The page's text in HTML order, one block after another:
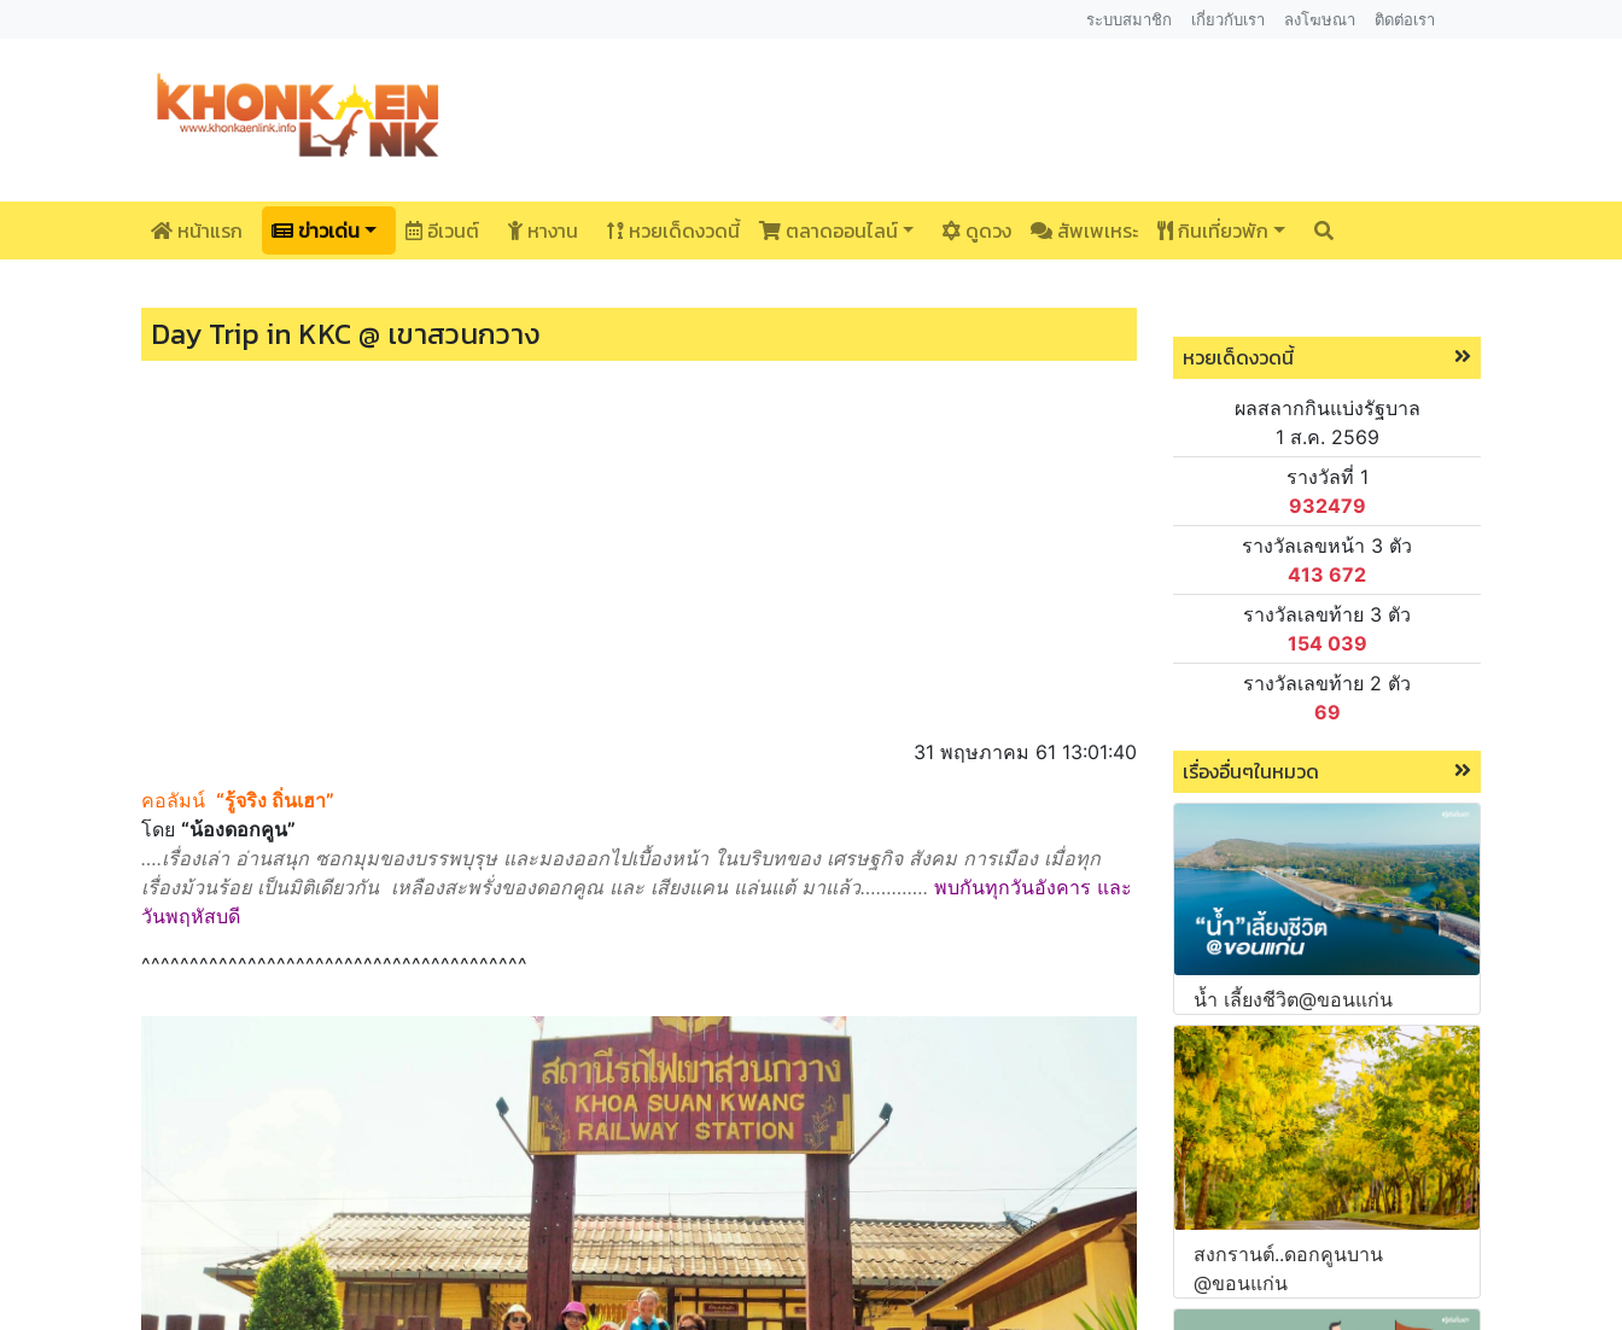
ระบบสมาชิก เกี่ยวกับเรา ลงโฆษณา ติดต่อเรา
หน้าแรก ข่าวเด่น อีเวนต์ หางาน หวยเด็ดงวดนี้ ตลาดออนไลน์ ดูดวง สัพเพเหระ กินเที่ยวพัก
Day Trip in KKC @ เขาสวนกวาง
31 พฤษภาคม 61 13:01:40
คอลัมน์ “รู้จริง ถิ่นเฮา”
โดย “น้องดอกคูน”
….เรื่องเล่า อ่านสนุก ซอกมุมของบรรพบุรุษ และมองออกไปเบื้องหน้า ในบริบทของ เศรษฐกิจ สังคม การเมือง เมื่อทุก
เรื่องม้วนร้อย เป็นมิติเดียวกัน เหลืองสะพรั่งของดอกคูณ และ เสียงแคน แล่นแต้ มาแล้ว…………. พบกันทุกวันอังคาร และ
วันพฤหัสบดี
^^^^^^^^^^^^^^^^^^^^^^^^^^^^^^^^^^^^^^^^
หวยเด็ดงวดนี้
ผลสลากกินแบ่งรัฐบาล
1 ส.ค. 2569
รางวัลที่ 1
932479
รางวัลเลขหน้า 3 ตัว
413 672
รางวัลเลขท้าย 3 ตัว
154 039
รางวัลเลขท้าย 2 ตัว
69
เรื่องอื่นๆในหมวด
น้ำ เลี้ยงชีวิต@ขอนแก่น
สงกรานต์..ดอกคูนบาน
@ขอนแก่น